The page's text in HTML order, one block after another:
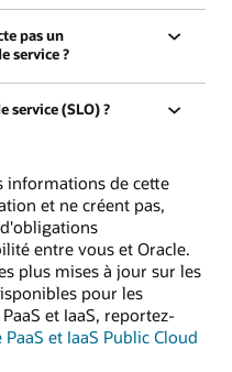
pas un
service ?
service (SLO) ?
informations de cette
et ne créent pas,
entre vous et Oracle.
plus mises à jour sur les
pour les
et IaaS, reportez-
et IaaS Public Cloud